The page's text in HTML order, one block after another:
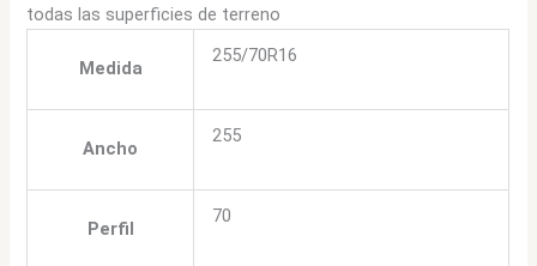
todas las superficies de terreno
Medida
255/70R16
Ancho
255
Perfil
70